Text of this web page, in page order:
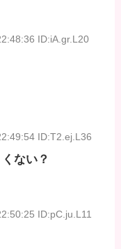
ID:iA.gr.L20
ID:T2.ej.L36
ない？
ID:pC.ju.L11